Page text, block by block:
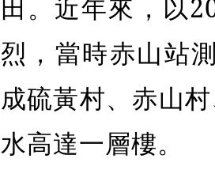
田。近年來，以
烈，當時赤山站
成硫黃村、赤山
水高達一層樓。